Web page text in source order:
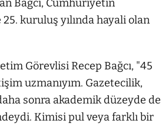
Bağcı, Cumhuriyetin
kuruluş yılında hayali olan
Görevlisi Recep Bağcı, "45
uzmanıyım. Gazetecilik,
sonra akademik düzeyde de
Kimisi pul veya farklı bir